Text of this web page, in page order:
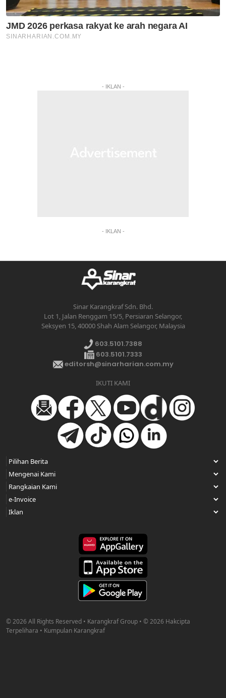
- IKLAN -
- IKLAN -
Sinar Karangkraf Sdn. Bhd.
Lot 1, Jalan Renggam 15/5, Persiaran Selangor,
Seksyen 15, 40000 Shah Alam Selangor, Malaysia
603.5101.7388
603.5101.7333
editorsh@sinarharian.com.my
IKUTI KAMI
© 2026 All Rights Reserved • Karangkraf Group • © 2026 Hakcipta
Terpelihara • Kumpulan Karangkraf